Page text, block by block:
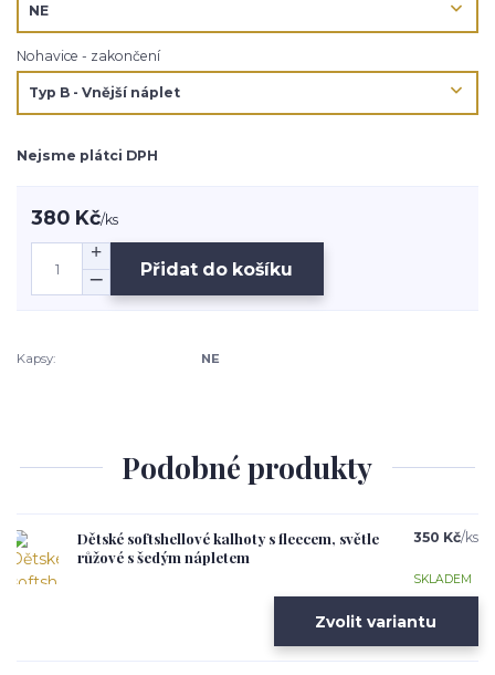
Nohavice - zakončení
Nejsme plátci DPH
380 Kč/ks
Přidat do košíku
Kapsy: NE
Podobné produkty
Dětské softshellové kalhoty s fleecem, světle
růžové s šedým nápletem
350 Kč/ks
SKLADEM
Zvolit variantu